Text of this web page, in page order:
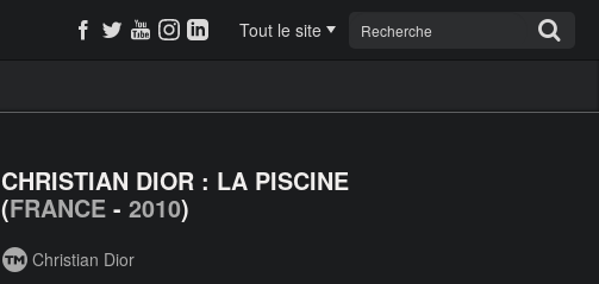
Tout le site
CHRISTIAN DIOR : LA PISCINE
(FRANCE - 2010)
Christian Dior